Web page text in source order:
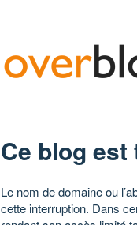
Ce blog
Le nom de domaine ou
cette interruption. Dans